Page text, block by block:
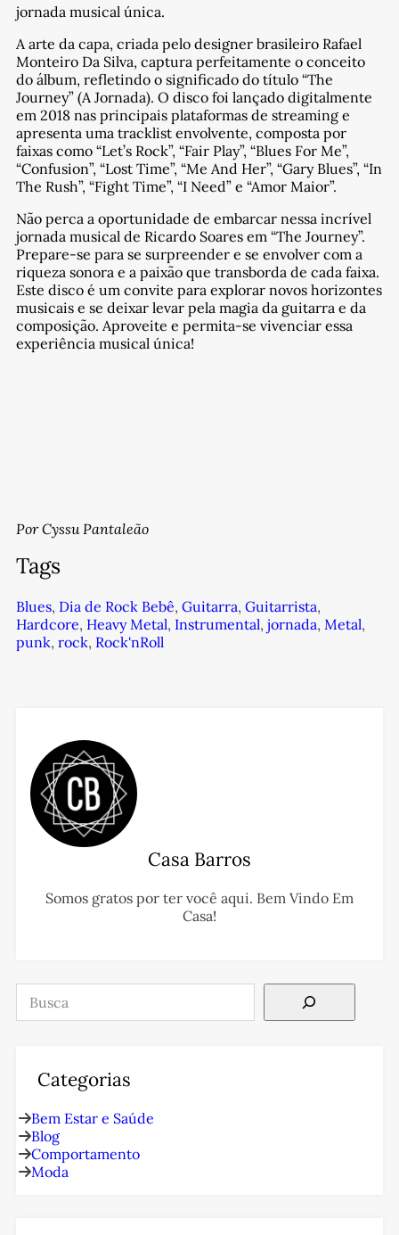
jornada musical única.
A arte da capa, criada pelo designer brasileiro Rafael
Monteiro Da Silva, captura perfeitamente o conceito
do álbum, refletindo o significado do título “The
Journey” (A Jornada). O disco foi lançado digitalmente
em 2018 nas principais plataformas de streaming e
apresenta uma tracklist envolvente, composta por
faixas como “Let’s Rock”, “Fair Play”, “Blues For Me”,
“Confusion”, “Lost Time”, “Me And Her”, “Gary Blues”, “In
The Rush”, “Fight Time”, “I Need” e “Amor Maior”.
Não perca a oportunidade de embarcar nessa incrível
jornada musical de Ricardo Soares em “The Journey”.
Prepare-se para se surpreender e se envolver com a
riqueza sonora e a paixão que transborda de cada faixa.
Este disco é um convite para explorar novos horizontes
musicais e se deixar levar pela magia da guitarra e da
composição. Aproveite e permita-se vivenciar essa
experiência musical única!
Por Cyssu Pantaleão
Tags
Blues, Dia de Rock Bebê, Guitarra, Guitarrista,
Hardcore, Heavy Metal, Instrumental, jornada, Metal,
punk, rock, Rock'nRoll
Casa Barros
Somos gratos por ter você aqui. Bem Vindo Em
Casa!
Pesquisar
Categorias
Bem Estar e Saúde
Blog
Comportamento
Moda